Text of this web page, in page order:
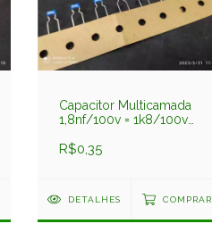
Capacitor Multicamada
1,8nf/100v = 1k8/100v
Siemens
R$0,35
DETALHES COMPRAR